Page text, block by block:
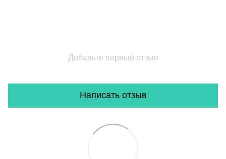
Добавьте первый отзыв
Написать отзыв